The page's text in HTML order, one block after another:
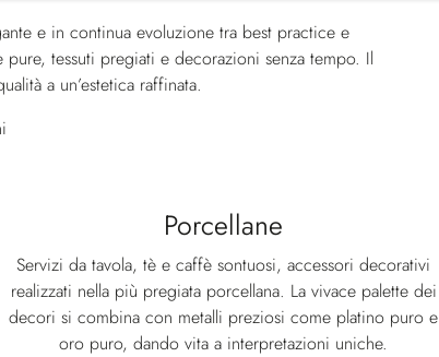
e in continua evoluzione tra best practice e
tessuti pregiati e decorazioni senza tempo. Il
a un’estetica raffinata.
Porcellane
Servizi da tavola, tè e caffè sontuosi, accessori decorativi
realizzati nella più pregiata porcellana. La vivace palette dei
decori si combina con metalli preziosi come platino puro e
oro puro, dando vita a interpretazioni uniche.